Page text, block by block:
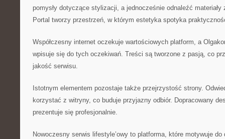
pomysły dotyczące stylizacji, a jednocześnie odnaleźć
Portal tworzy przestrzeń, w którym estetyka spotyka
Współczesny internet oczekuje wartościowych platform, a
wpisuje się do tych oczekiwań. Treści są tworzone z pasją, co
jakość serwisu.
Istotnym elementem pozostaje także przejrzystość strony.
korzystać z witryny, co buduje przyjazny odbiór. Dopracowany
prezentuje się profesjonalnie.
Nowoczesny serwis lifestyle’owy to platforma, które motywuje